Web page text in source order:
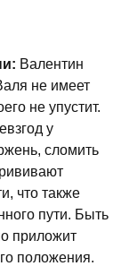
Валентин
не имеет
не упустит.
у
сломить
что также
пути. Быть
приложит
положения.